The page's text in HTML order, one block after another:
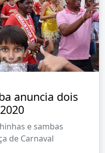
anuncia dois
e sambas
de Carnaval